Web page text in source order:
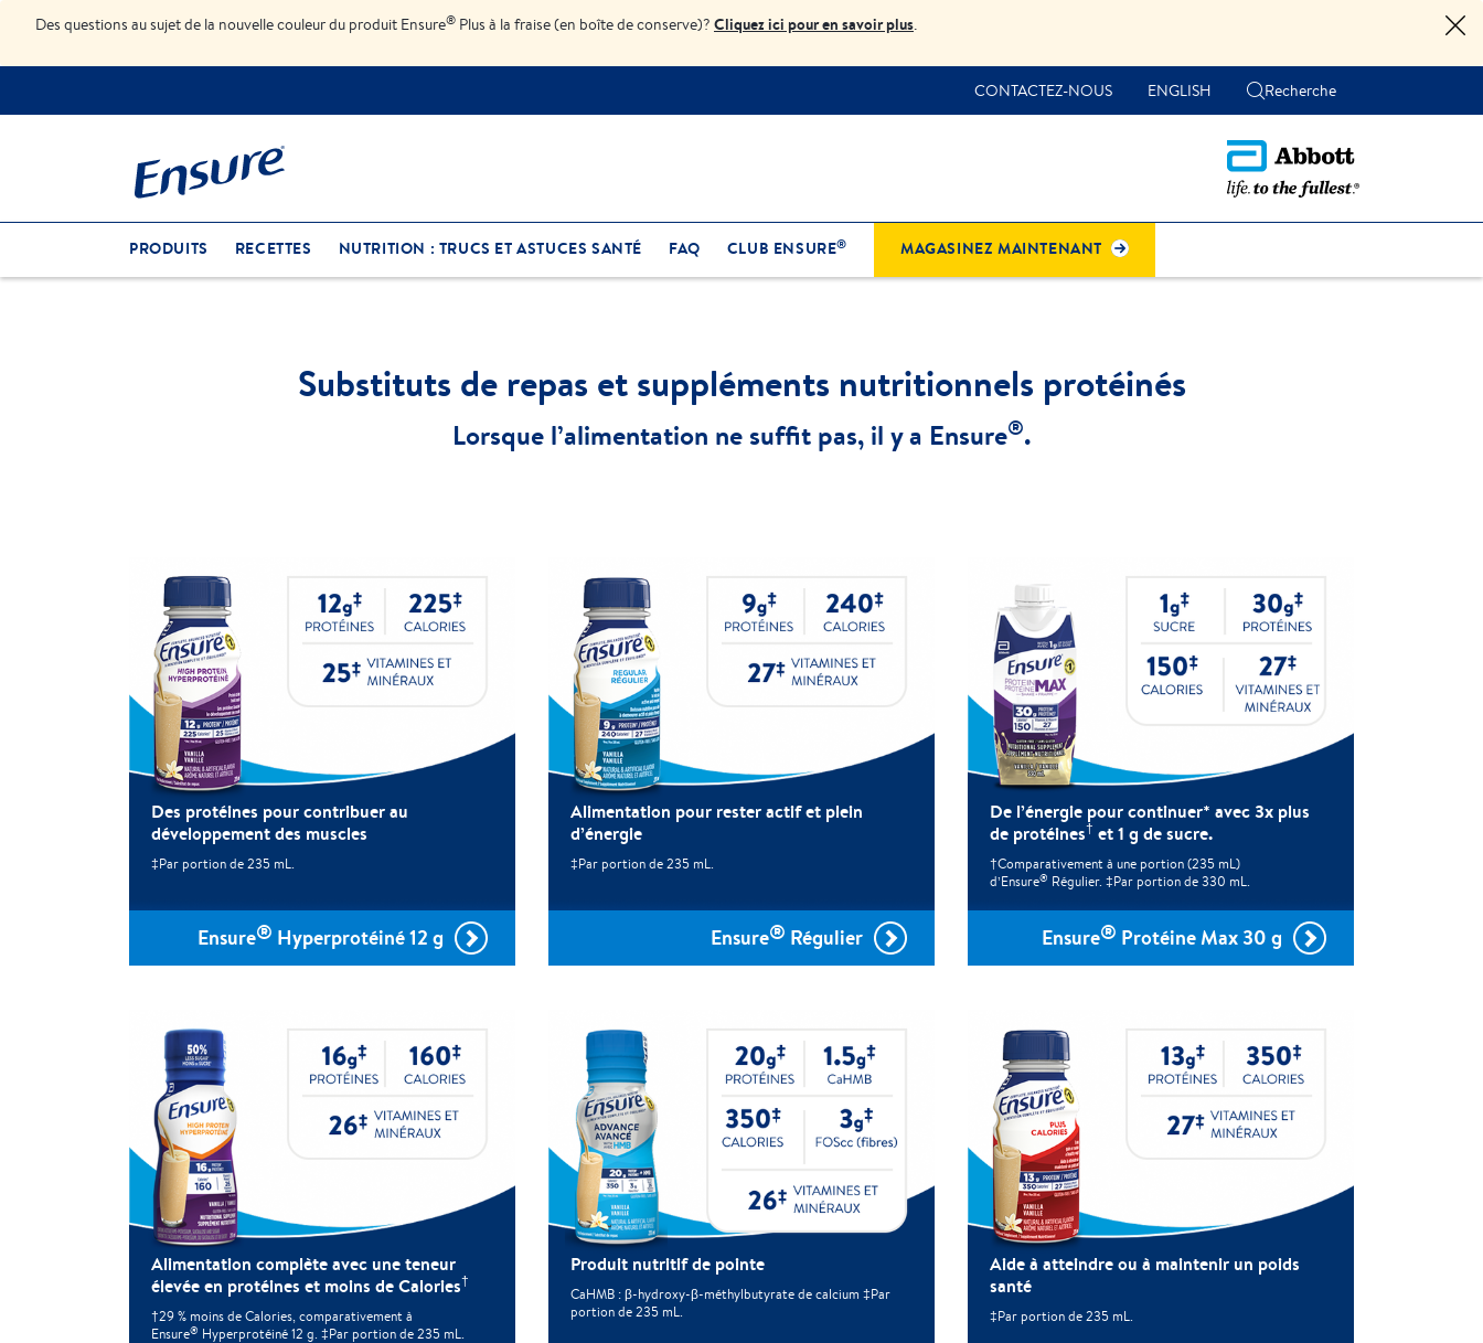
Des questions au sujet de la nouvelle couleur du produit Ensure® Plus à la fraise (en boîte de conserve)? Cliquez ici pour en savoir plus.
CONTACTEZ-NOUS ENGLISH Recherche
PRODUITS RECETTES NUTRITION : TRUCS ET ASTUCES SANTÉ FAQ CLUB ENSURE® MAGASINEZ MAINTENANT
Substituts de repas et suppléments nutritionnels protéinés
Lorsque l’alimentation ne suffit pas, il y a Ensure®.
Ensure® Hyperprotéiné 12 g
Des protéines pour contribuer au
développement des muscles
‡Par portion de 235 mL.
Ensure® Régulier
Alimentation pour rester actif et plein
d’énergie
‡Par portion de 235 mL.
Ensure® Protéine Max 30 g
De l’énergie pour continuer* avec 3x plus
de protéines† et 1 g de sucre.
†Comparativement à une portion (235 mL)
d’Ensure® Régulier. ‡Par portion de 330 mL.
Alimentation complète avec une teneur
élevée en protéines et moins de Calories†
†29 % moins de Calories, comparativement à
Ensure® Hyperprotéiné 12 g. ‡Par portion de 235 mL.
Produit nutritif de pointe
CaHMB : β-hydroxy-β-méthylbutyrate de calcium ‡Par
portion de 235 mL.
Aide à atteindre ou à maintenir un poids
santé
‡Par portion de 235 mL.